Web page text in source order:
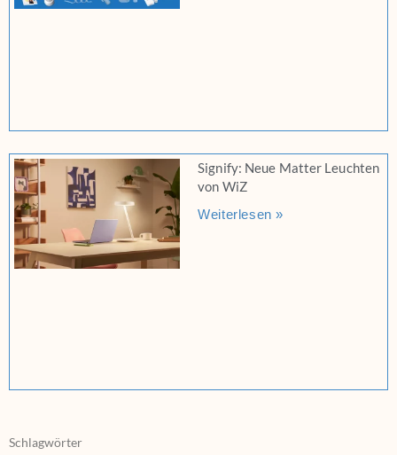
Signify: Neue Matter Leuchten
von WiZ
Weiterlesen »
Schlagwörter